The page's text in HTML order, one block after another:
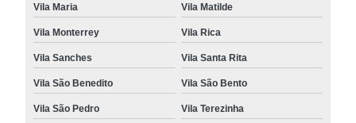
Vila Maria Vila Matilde
Vila Monterrey Vila Rica
Vila Sanches Vila Santa Rita
Vila São Benedito Vila São Bento
Vila São Pedro Vila Terezinha